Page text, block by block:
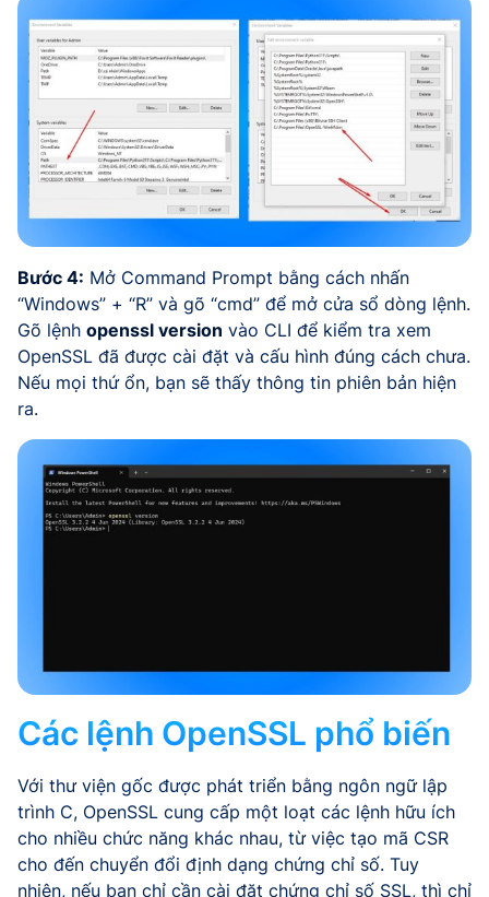
Bước 4: Mở Command Prompt bằng cách nhấn
“Windows” + “R” và gõ “cmd” để mở cửa sổ dòng lệnh.
Gõ lệnh openssl version vào CLI để kiểm tra xem
OpenSSL đã được cài đặt và cấu hình đúng cách chưa.
Nếu mọi thứ ổn, bạn sẽ thấy thông tin phiên bản hiện
ra.
Các lệnh OpenSSL phổ biến
Với thư viện gốc được phát triển bằng ngôn ngữ lập
trình C, OpenSSL cung cấp một loạt các lệnh hữu ích
cho nhiều chức năng khác nhau, từ việc tạo mã CSR
cho đến chuyển đổi định dạng chứng chỉ số. Tuy
nhiên, nếu bạn chỉ cần cài đặt chứng chỉ số SSL, thì chỉ